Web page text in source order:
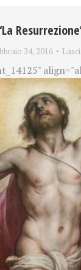
24, 2016